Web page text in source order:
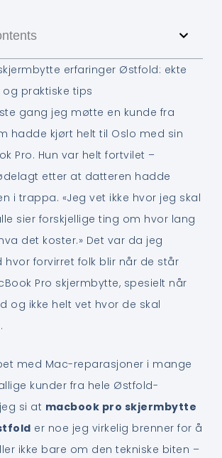
erfaringer Østfold: ekte
praktiske tips
gang jeg møtte en kunde fra
hadde kjørt helt til Oslo med sin
Pro. Hun var helt fortvilet –
etter at datteren hadde
i trappa. «Jeg vet ikke hvor jeg skal
sier forskjellige ting om hvor lang
det koster.» Det var da jeg
hvor forvirret folk blir når de står
Pro skjermbytte, spesielt når
og ikke helt vet hvor de skal
med Mac-reparasjoner i mange
kunder fra hele Østfold-
si at macbook pro skjermbytte
er noe jeg virkelig brenner for å
ikke bare om den tekniske biten –